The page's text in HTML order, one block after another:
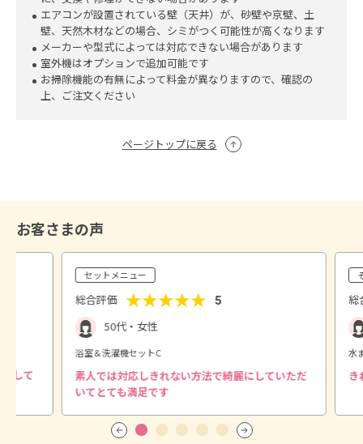
エアコンが設置されている壁（天井）が、砂壁や京壁、土
壁、天然木材などの場合、シミがつく可能性が高くなります
メーカーや型式によっては対応できない場合があります
室外機はオプションで追加可能です
お掃除機能の有無によって料金が異なりますので、確認の
上、ご注文ください
ページトップに戻る
お客さまの声
して
セットメニュー
総合評価 ★★★★★ 5
50代・女性
浴室＆洗濯機セットC
素人では対応しきれない方法で綺麗にしていただ
いてとても満足です
総
水
き